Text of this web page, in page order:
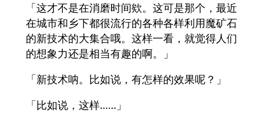
「这才不是在消磨时间欸。这可是那个，最近
在城市和乡下都很流行的各种各样利用魔矿石
的新技术的大集合哦。这样一看，就觉得人们
的想象力还是相当有趣的啊。」
「新技术呐。比如说，有怎样的效果呢？」
「比如说，这样……」